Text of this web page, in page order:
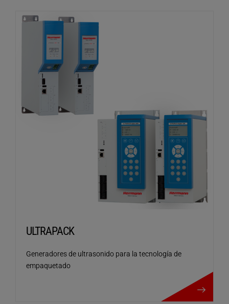
ULTRAPACK
Generadores de ultrasonido para la tecnología de
empaquetado
ULTRAPACK